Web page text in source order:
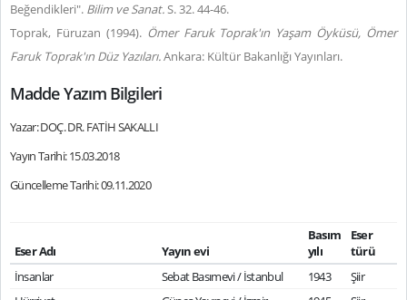
Beğendikleri". Bilim ve Sanat.S. 32. 44-46.
Toprak, Füruzan (1994). Ömer Faruk Toprak'ın Yaşam Öyküsü, Ömer
Faruk Toprak'ın Düz Yazıları.Ankara: Kültür Bakanlığı Yayınları.
Madde Yazım Bilgileri
Yazar: DOÇ. DR. FATİH SAKALLI
Yayın Tarihi: 15.03.2018
Güncelleme Tarihi: 09.11.2020
Eser Adı Yayın evi
Basım
yılı
Eser
türü
İnsanlar
Sebat Basımevi / İstanbul 1943
Şiir